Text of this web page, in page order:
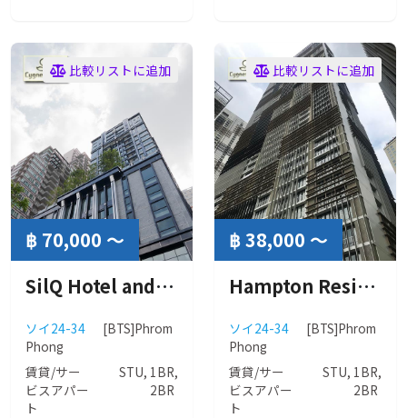
比較リストに追加
฿ 70,000 ～
SilQ Hotel and Residence ( シルク ホテル アンド レジデンス )
ソイ24-34
[BTS]Phrom
Phong
賃貸/サー
ビスアパー
ト
STU, 1BR,
2BR
比較リストに追加
฿ 38,000 〜
Hampton Residence next to Emporium ( ハンプトン レジデンス ネクスト トゥ エンポリアム ）
ソイ24-34
[BTS]Phrom
Phong
賃貸/サー
ビスアパー
ト
STU, 1BR,
2BR